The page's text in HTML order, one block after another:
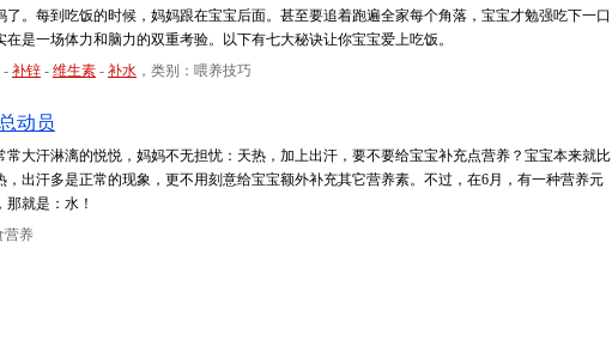
。每到吃饭的时候，妈妈跟在宝宝后面。甚至要追着跑遍全家每个角落，宝宝才勉强吃下一口
是一场体力和脑力的双重考验。以下有七大秘诀让你宝宝爱上吃饭。
- 补锌 - 维生素 - 补水 ，类别：喂养技巧
动员
常大汗淋漓的悦悦，妈妈不无担忧：天热，加上出汗，要不要给宝宝补充点营养？宝宝本来就比
出汗多是正常的现象，更不用刻意给宝宝额外补充其它营养素。不过，在6月，有一种营养元
就是：水！
营养